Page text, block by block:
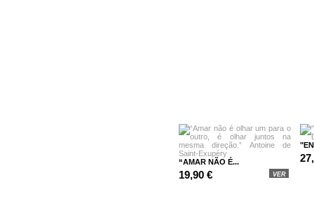
“AMAR NÃO É...
19,90 € VER